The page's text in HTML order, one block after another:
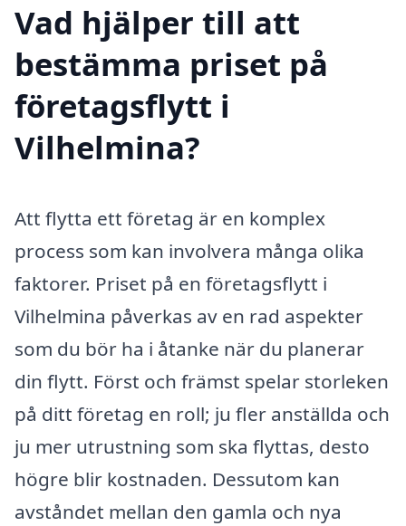
Vad hjälper till att
bestämma priset på
företagsflytt i
Vilhelmina?
Att flytta ett företag är en komplex
process som kan involvera många olika
faktorer. Priset på en företagsflytt i
Vilhelmina påverkas av en rad aspekter
som du bör ha i åtanke när du planerar
din flytt. Först och främst spelar storleken
på ditt företag en roll; ju fler anställda och
ju mer utrustning som ska flyttas, desto
högre blir kostnaden. Dessutom kan
avståndet mellan den gamla och nya